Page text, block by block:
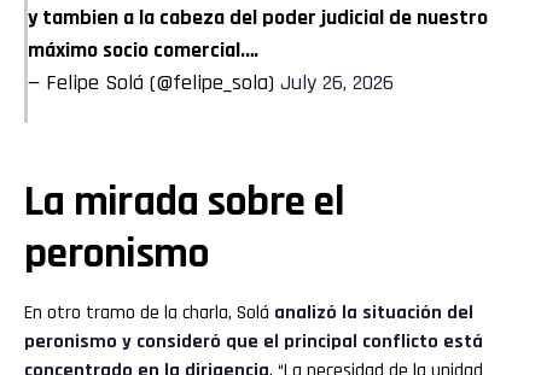
y tambien a la cabeza del poder judicial de nuestro
máximo socio comercial.…
— Felipe Solá (@felipe_sola) July 26, 2026
La mirada sobre el
peronismo
En otro tramo de la charla, Solá analizó la situación del
peronismo y consideró que el principal conflicto está